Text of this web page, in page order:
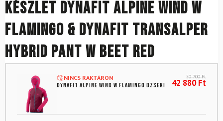
Készlet DYNAFIT Alpine Wind W
Flamingo & DYNAFIT Transalper
Hybrid Pant W Beet Red
NINCS RAKTÁRON
DYNAFIT Alpine Wind W Flamingo dzseki
50 700Ft
42 880Ft